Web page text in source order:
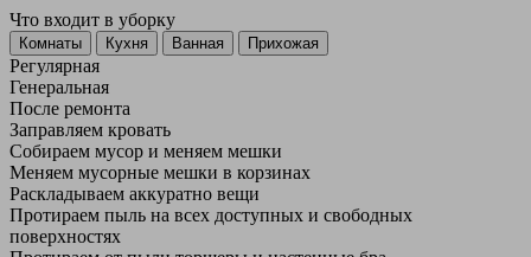
Что входит в уборку
Регу­лярная
Гене­ральная
После ремонта
Заправляем кровать
Собираем мусор и меняем мешки
Меняем мусорные мешки в корзинах
Раскладываем аккуратно вещи
Протираем пыль на всех доступных и свободных
поверхностях